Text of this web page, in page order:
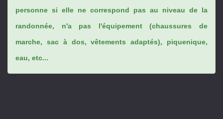
personne si elle ne correspond pas au niveau de la
randonnée, n'a pas l'équipement (chaussures de
marche, sac à dos, vêtements adaptés), piquenique,
eau, etc...